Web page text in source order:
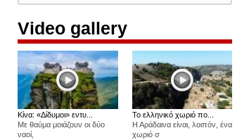
Video gallery
Κίνα: «Δίδυμοι» εντυ...
Με θαύμα μοιάζουν οι δύο
ναοί,
Το ελληνικό χωριό πο...
Η Αράδαινα είναι, λοιπόν, ένα
χωριό σ